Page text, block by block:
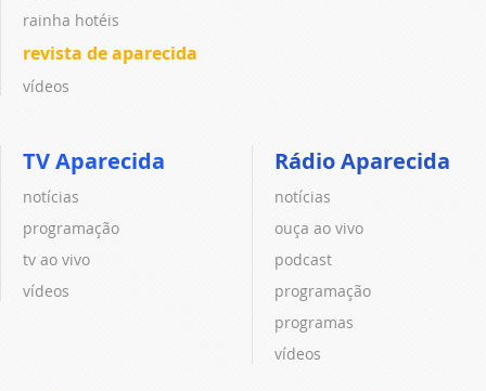
rainha hotéis
revista de aparecida
vídeos
TV Aparecida
notícias
programação
tv ao vivo
vídeos
Rádio Aparecida
notícias
ouça ao vivo
podcast
programação
programas
vídeos